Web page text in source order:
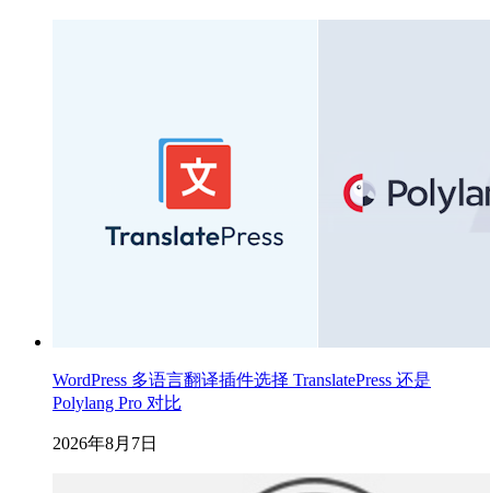
WordPress 多语言翻译插件选择 TranslatePress 还是
Polylang Pro 对比
2026年8月7日